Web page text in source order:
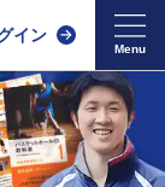
イン